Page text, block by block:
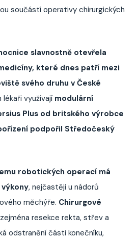
součástí operativy chirurgických
slavnostně otevřela
které dnes patří mezi
svého druhu v České
lékaři využívají modulární
Plus od britského výrobce
podpořil Středočeský
robotických operací má
, nejčastěji u nádorů
měchýře. Chirurgové
resekce rekta, střev a
odstranění části konečníku,